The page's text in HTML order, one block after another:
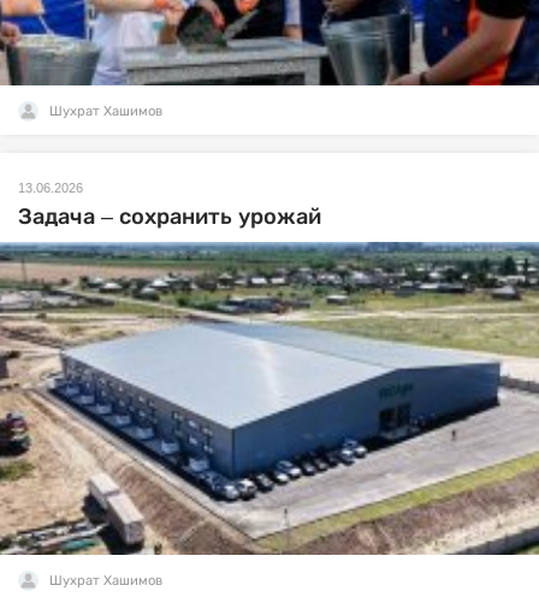
Шухрат Хашимов
13.06.2026
Задача – сохранить урожай
Шухрат Хашимов